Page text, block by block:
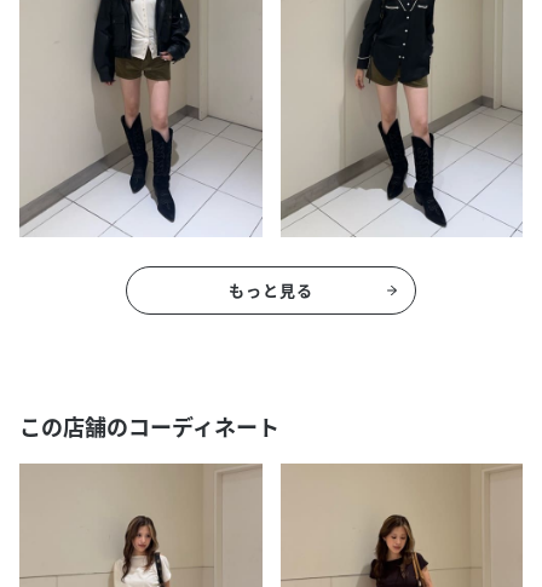
もっと見る
この店舗のコーディネート